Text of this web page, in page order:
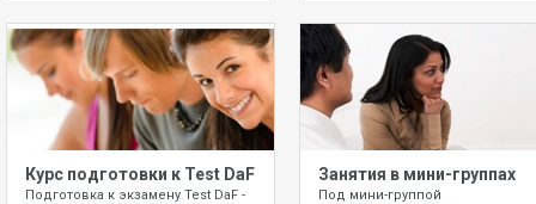
Курс подготовки к Test DaF
Подготовка к экзамену Test DaF -
Занятия в мини-группах
Под мини-группой